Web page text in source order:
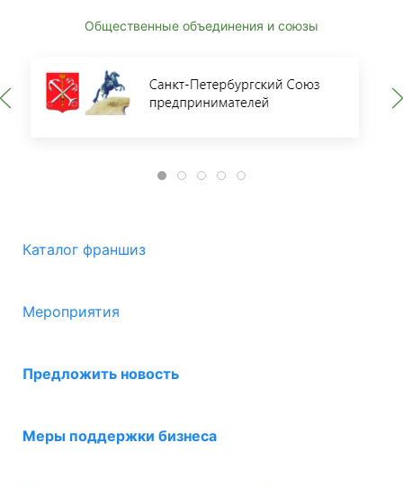
Общественные объединения и союзы
Каталог франшиз
Мероприятия
Предложить новость
Меры поддержки бизнеса